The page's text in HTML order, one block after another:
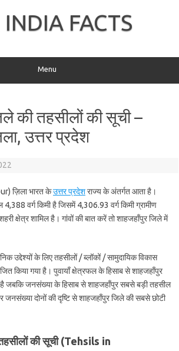
FACTS
Menu
की तहसीलों की सूची –
उत्तर प्रदेश
ज़िला भारत केउत्तर प्रदेशराज्य के अंतर्गत आता है।
वर्ग किमी है जिसमें 4,306.93 वर्ग किमी ग्रामीण
क्षेत्र शामिल है। गांवों की बात करें तो शाहजहाँपुर जिले में
उद्देश्यों के लिए तहसीलों / ब्लॉकों / सामुदायिक विकास
किया गया है। पुवायाँ क्षेत्रफल के हिसाब से शाहजहाँपुर
जबकि जनसंख्या के हिसाब से शाहजहाँपुर सबसे बड़ी तहसील
दोनों की दृष्टि से शाहजहाँपुर जिले की सबसे छोटी
की सूची (Tehsils in